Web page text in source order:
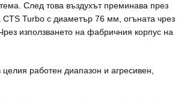
След това въздухът преминава през
CTS Turbo с диаметър 76 мм, огъната чрез
използването на фабричния корпус на
работен диапазон и агресивен,